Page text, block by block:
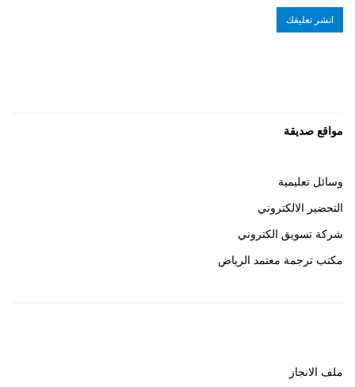
مواقع صديقة
وسائل تعليمية
التحضير الالكتروني
شركة تسويق الكتروني
مكتب ترجمة معتمد الرياض
ملف الانجاز